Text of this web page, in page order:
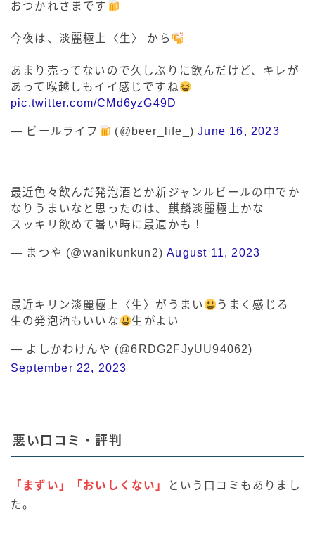
おつかれさまです
今夜は、淡麗極上〈生〉 から
あまり売ってないので久しぶりに飲んだけど、キレが
あって喉越しもイイ感じですね
pic.twitter.com/CMd6yzG49D
— ビールライフ (@beer_life_)June 16, 2023
最近色々飲んだ発泡酒とか新ジャンルビールの中でか
なりうまいなと思ったのは、麒麟淡麗極上かな
スッキリ飲めて暑い時に最適かも！
— まつや (@wanikunkun2)August 11, 2023
最近キリン淡麗極上〈生〉がうまい
うまく感じる
生の発泡酒もいいな
生がよい
— よしかわけんや (@6RDG2FJyUU94062)
September 22, 2023
悪い口コミ・評判
「まずい」「おいしくない」
という口コミもありまし
た。